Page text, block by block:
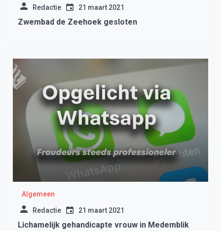
Redactie 21 maart 2021
Zwembad de Zeehoek gesloten
Algemeen
Redactie 21 maart 2021
Lichamelijk gehandicapte vrouw in Medemblik